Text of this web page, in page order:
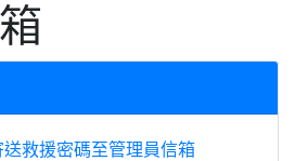
送救援密碼至管理員信箱